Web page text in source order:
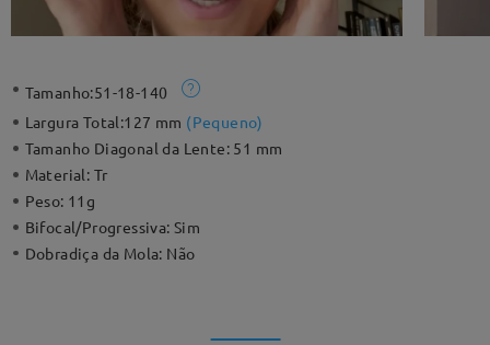
Tamanho:51-18-140
Largura Total:127 mm (Pequeno)
Tamanho Diagonal da Lente: 51 mm
Material: Tr
Peso: 11g
Bifocal/Progressiva:Sim
Dobradiça da Mola: Não